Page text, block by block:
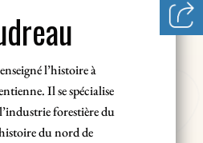
l’histoire à
Il se spécialise
forestière du
du nord de